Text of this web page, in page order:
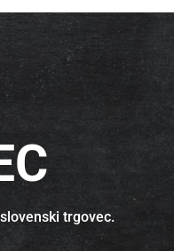
trgovec.